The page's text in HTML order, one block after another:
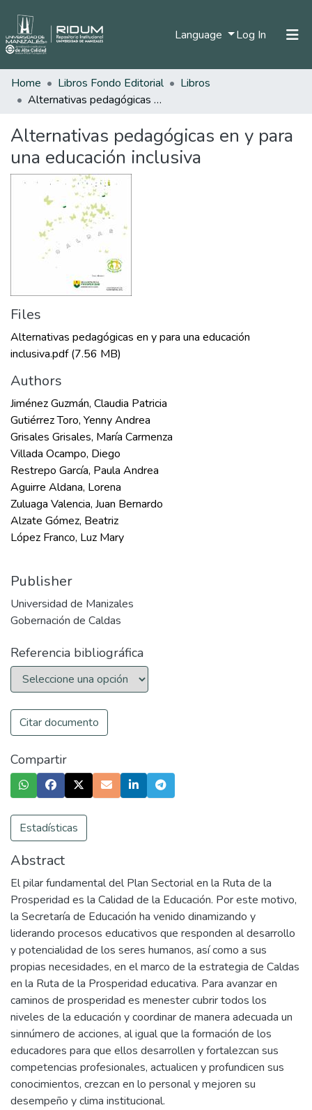
Language Log In (current)
All of DSpace
Home Libros Fondo Editorial
Libros
Alternativas pedagógicas en y para una educación inclusiva
Alternativas pedagógicas en y para
una educación inclusiva
Files
Alternativas pedagógicas en y para una educación
inclusiva.pdf(7.56 MB)
Authors
Jiménez Guzmán, Claudia Patricia
Gutiérrez Toro, Yenny Andrea
Grisales Grisales, María Carmenza
Villada Ocampo, Diego
Restrepo García, Paula Andrea
Aguirre Aldana, Lorena
Zuluaga Valencia, Juan Bernardo
Alzate Gómez, Beatriz
López Franco, Luz Mary
Publisher
Universidad de Manizales
Gobernación de Caldas
Referencia bibliográfica
Citar documento
Compartir
Estadísticas
Abstract
El pilar fundamental del Plan Sectorial en la Ruta de la
Prosperidad es la Calidad de la Educación. Por este motivo,
la Secretaría de Educación ha venido dinamizando y
liderando procesos educativos que responden al desarrollo
y potencialidad de los seres humanos, así como a sus
propias necesidades, en el marco de la estrategia de Caldas
en la Ruta de la Prosperidad educativa. Para avanzar en
caminos de prosperidad es menester cubrir todos los
niveles de la educación y coordinar de manera adecuada un
sinnúmero de acciones, al igual que la formación de los
educadores para que ellos desarrollen y fortalezcan sus
competencias profesionales, actualicen y profundicen sus
conocimientos, crezcan en lo personal y mejoren su
desempeño y clima institucional.